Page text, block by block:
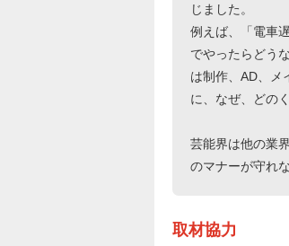
じました。
例えば、「電車
でやったらどう
は制作、AD、メ
に、なぜ、どの
芸能界は他の業
のマナーが守れ
取材協力